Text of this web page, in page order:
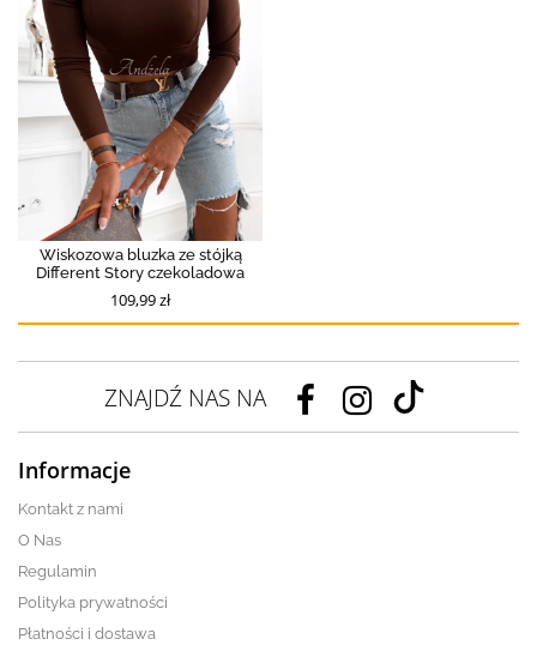
Wiskozowa bluzka ze stójką
Different Story czekoladowa
109,99 zł
ZNAJDŹ NAS NA
Informacje
Kontakt z nami
O Nas
Regulamin
Polityka prywatności
Płatności i dostawa